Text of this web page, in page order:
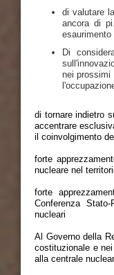
di valutare
ancora di
esaurimento
Di
nei prossimi
di tornare indietro
accentrare
il coinvolgimento
forte
nucleare nel
forte
Conferenza Stato-
nucleari
Al Governo della
costituzionale e
alla centrale